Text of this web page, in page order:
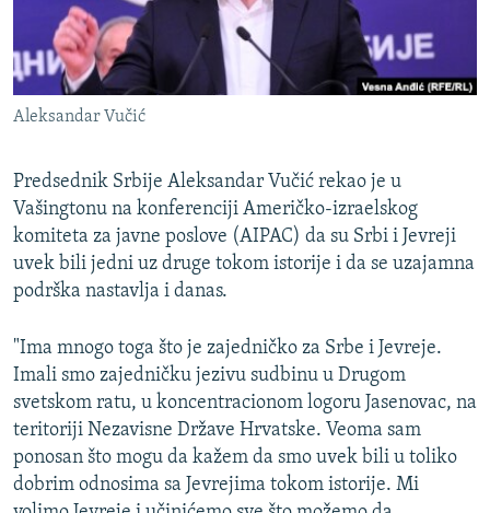
SPECIJALI RSE
VIŠE OD NASLOVA
GENOCID U SREBRENICI
TV LIBERTY
POST SCRIPTUM
MOJA EVROPA
TRI DECENIJE OD RATA U BIH
NASTANAK I RASPAD JUGOSLAVIJE
PRATITE NAS
Sve RFE/RL stranice
Aleksandar Vučić
Predsednik Srbije Aleksandar Vučić rekao je u
Vašingtonu na konferenciji Američko-izraelskog
komiteta za javne poslove (AIPAC) da su Srbi i Jevreji
uvek bili jedni uz druge tokom istorije i da se uzajamna
podrška nastavlja i danas.
"Ima mnogo toga što je zajedničko za Srbe i Jevreje.
Imali smo zajedničku jezivu sudbinu u Drugom
svetskom ratu, u koncentracionom logoru Jasenovac, na
teritoriji Nezavisne Države Hrvatske. Veoma sam
ponosan što mogu da kažem da smo uvek bili u toliko
dobrim odnosima sa Jevrejima tokom istorije. Mi